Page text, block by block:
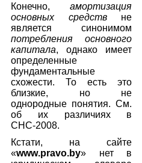
Конечно,амортизация
основных средствне
является синонимом
потребления основного
капитала, однако имеет
определенные
фундаментальные
схожести. То есть это
близкие, но не
однородные понятия. См.
об их различиях в
СНС-2008.
Кстати, на сайте
«www.pravo.by» нет в